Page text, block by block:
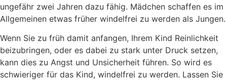
ungefähr zwei Jahren dazu fähig. Mädchen schaffen es im
Allgemeinen etwas früher windelfrei zu werden als Jungen.
Wenn Sie zu früh damit anfangen, Ihrem Kind Reinlichkeit
beizubringen, oder es dabei zu stark unter Druck setzen,
kann dies zu Angst und Unsicherheit führen. So wird es
schwieriger für das Kind, windelfrei zu werden. Lassen Sie